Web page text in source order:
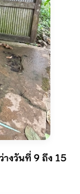
งวันที่ 9 ถึง 15